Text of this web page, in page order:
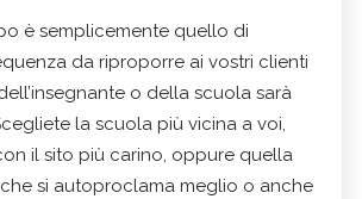
è semplicemente quello di
da riproporre ai vostri clienti
o della scuola sarà
la scuola più vicina a voi,
il sito più carino, oppure quella
che si autoproclama meglio o anche